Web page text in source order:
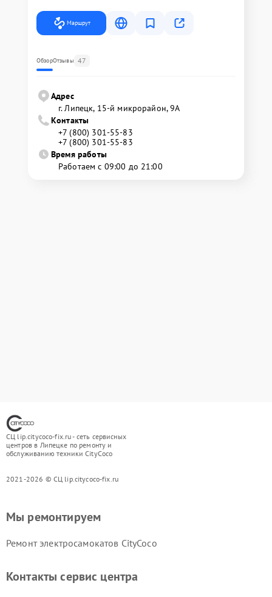
Маршрут
ОбзорОтзывы 47
Адрес
г. Липецк, 15-й микрорайон, 9А
Контакты
+7 (800) 301-55-83
+7 (800) 301-55-83
Время работы
Работаем с 09:00 до 21:00
СЦ lip.citycoco-fix.ru - сеть сервисных
центров в Липецке по ремонту и
обслуживанию техники CityCoco
2021-2026 © СЦ lip.citycoco-fix.ru
Мы ремонтируем
Ремонт электросамокатов CityCoco
Контакты сервис центра